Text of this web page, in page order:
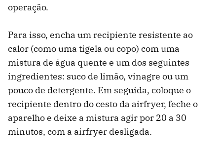
operação.
Para isso, encha um recipiente resistente ao
calor (como uma tigela ou copo) com uma
mistura de água quente e um dos seguintes
ingredientes: suco de limão, vinagre ou um
pouco de detergente. Em seguida, coloque o
recipiente dentro do cesto da airfryer, feche o
aparelho e deixe a mistura agir por 20 a 30
minutos, com a airfryer desligada.